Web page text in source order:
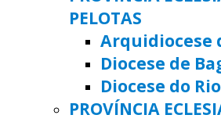
PELOTAS
Arquidiocese
Diocese de
Diocese do
PROVÍNCIA